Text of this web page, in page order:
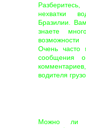
нехватки
Бразилии.
знаете
Очень часто
сообщения
водителя
Можно ли